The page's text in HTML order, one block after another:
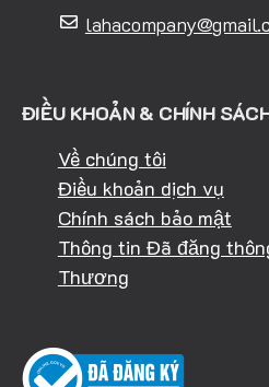
ĐIỀU KHOẢN & CHÍNH
Về chúng tôi
Điều khoản dịch vụ
Chính sách bảo mật
Thông tin Đã đăng
Thương